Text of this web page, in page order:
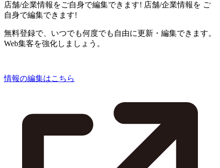
店舗/企業情報をご自身で編集できます! 店舗/企業情報を ご
自身で編集できます!
無料登録で、いつでも何度でも自由に更新・編集できます。
Web集客を強化しましょう。
情報の編集はこちら